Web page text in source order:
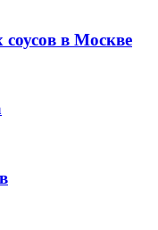
в Москве